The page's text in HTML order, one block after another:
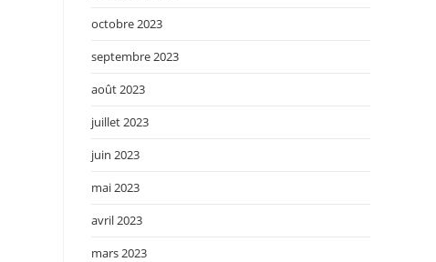
octobre 2023
septembre 2023
août 2023
juillet 2023
juin 2023
mai 2023
avril 2023
mars 2023